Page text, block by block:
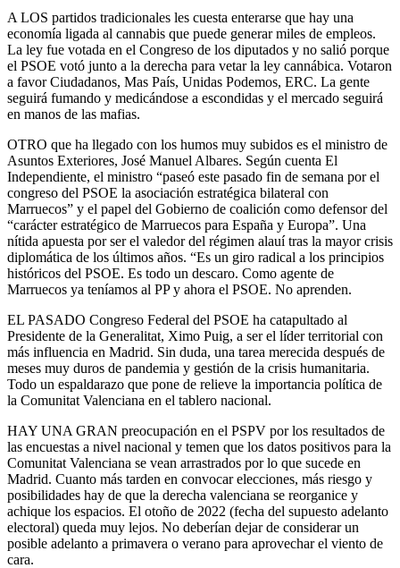
A LOS partidos tradicionales les cuesta enterarse que hay una
economía ligada al cannabis que puede generar miles de empleos.
La ley fue votada en el Congreso de los diputados y no salió porque
el PSOE votó junto a la derecha para vetar la ley cannábica. Votaron
a favor Ciudadanos, Mas País, Unidas Podemos, ERC. La gente
seguirá fumando y medicándose a escondidas y el mercado seguirá
en manos de las mafias.
OTRO que ha llegado con los humos muy subidos es el ministro de
Asuntos Exteriores, José Manuel Albares. Según cuenta El
Independiente, el ministro “paseó este pasado fin de semana por el
congreso del PSOE la asociación estratégica bilateral con
Marruecos” y el papel del Gobierno de coalición como defensor del
“carácter estratégico de Marruecos para España y Europa”. Una
nítida apuesta por ser el valedor del régimen alauí tras la mayor crisis
diplomática de los últimos años. “Es un giro radical a los principios
históricos del PSOE. Es todo un descaro. Como agente de
Marruecos ya teníamos al PP y ahora el PSOE. No aprenden.
EL PASADO Congreso Federal del PSOE ha catapultado al
Presidente de la Generalitat, Ximo Puig, a ser el líder territorial con
más influencia en Madrid. Sin duda, una tarea merecida después de
meses muy duros de pandemia y gestión de la crisis humanitaria.
Todo un espaldarazo que pone de relieve la importancia política de
la Comunitat Valenciana en el tablero nacional.
HAY UNA GRAN preocupación en el PSPV por los resultados de
las encuestas a nivel nacional y temen que los datos positivos para la
Comunitat Valenciana se vean arrastrados por lo que sucede en
Madrid. Cuanto más tarden en convocar elecciones, más riesgo y
posibilidades hay de que la derecha valenciana se reorganice y
achique los espacios. El otoño de 2022 (fecha del supuesto adelanto
electoral) queda muy lejos. No deberían dejar de considerar un
posible adelanto a primavera o verano para aprovechar el viento de
cara.